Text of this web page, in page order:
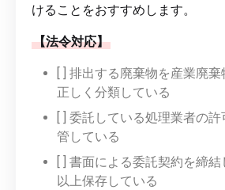
けることをおすすめします。
【法令対応】
[ ] 排出する廃棄物を産業廃
正しく分類している
[ ] 委託している処理業者の
管している
[ ] 書面による委託契約を締
以上保存している